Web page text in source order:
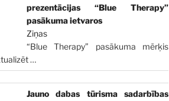
prezentācijas “Blue Therapy”
pasākuma ietvaros
Ziņas
“Blue Therapy” pasākuma mērķis
…
Jauno dabas tūrisma sadarbības